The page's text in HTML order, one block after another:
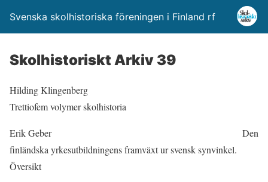
Svenska skolhistoriska föreningen i Finland rf
Skolhistoriskt Arkiv 39
Hilding Klingenberg
Trettiofem volymer skolhistoria
Erik Geber Den
finländska yrkesutbildningens framväxt ur svensk synvinkel.
Översikt